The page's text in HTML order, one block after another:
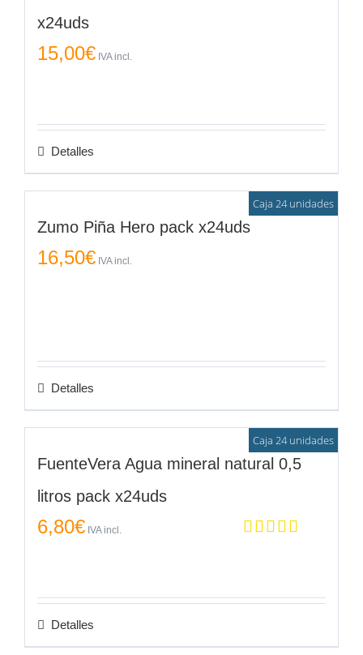
x24uds
15,00€ IVA incl.
Detalles
Caja 24 unidades
Zumo Piña Hero pack x24uds
16,50€ IVA incl.
Detalles
Caja 24 unidades
FuenteVera Agua mineral natural 0,5
litros pack x24uds
6,80€ IVA incl.
Detalles